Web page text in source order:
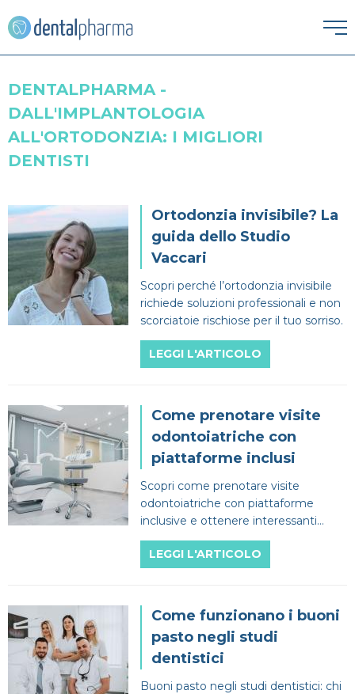
ESTETICA DENTALE
Intarsio dentale
Sbiancamento denti
IGIENE ORALE
Lavare i denti
Pulizia denti
ORTODONZIA
Apparecchio
Endodonzia
Ortodonzia
PATOLOGIE
Alitosi
Bruxismo
Mal di denti
PROTESI
Dentiera
Ponte dentale
Protesi Dentali
Estero
Impianti dentali
Sbiancamento dentale
DENTALPHARMA -
DALL'IMPLANTOLOGIA
ALL'ORTODONZIA: I MIGLIORI
DENTISTI
Ortodonzia invisibile? La
guida dello Studio
Vaccari
Scopri perché l’ortodonzia invisibile
richiede soluzioni professionali e non
scorciatoie rischiose per il tuo sorriso.
LEGGI L'ARTICOLO
Come prenotare visite
odontoiatriche con
piattaforme inclusi
Scopri come prenotare visite
odontoiatriche con piattaforme
inclusive e ottenere interessanti
vantaggi prendendosi cura della
salute orale al meglio!
LEGGI L'ARTICOLO
Come funzionano i buoni
pasto negli studi
dentistici
Buoni pasto negli studi dentistici: chi